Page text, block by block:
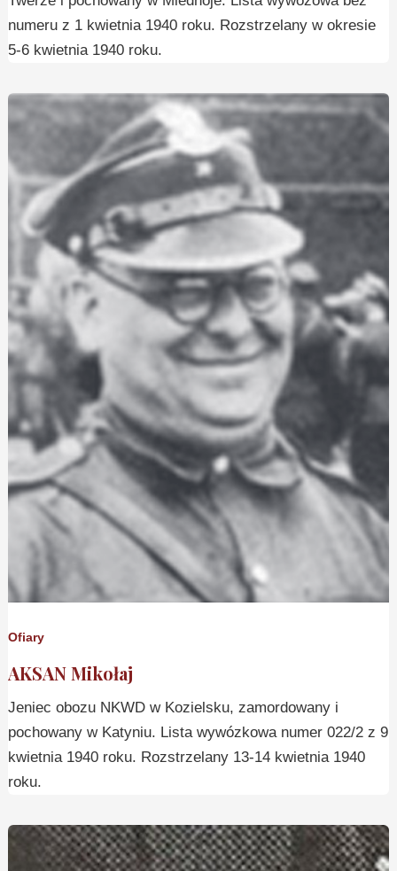
numeru z 1 kwietnia 1940 roku. Rozstrzelany w okresie
5-6 kwietnia 1940 roku.
Ofiary
AKSAN Mikołaj
Jeniec obozu NKWD w Kozielsku, zamordowany i
pochowany w Katyniu. Lista wywózkowa numer 022/2 z 9
kwietnia 1940 roku. Rozstrzelany 13-14 kwietnia 1940
roku.